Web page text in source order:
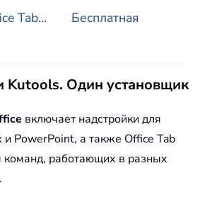
Tab...
Бесплатная
Kutools. Один установщик
включает надстройки для
PowerPoint, а также Office Tab
работающих в разных